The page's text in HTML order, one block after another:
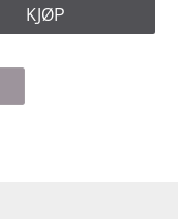
KJØP